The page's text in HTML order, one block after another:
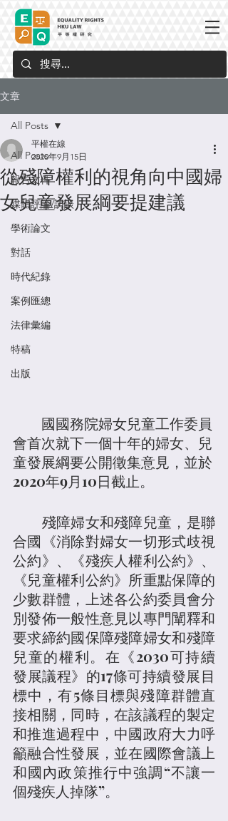
文章
All Posts
報告文件
媒體評論/訪談
學術論文
對話
時代紀錄
案例匯總
法律彙編
特稿
出版
All Posts
從殘障權利的視角向中國婦
女兒童發展綱要提建議
平權在線
2020年9月15日
會首次就下一個十年的婦女、兒
童發展綱要公開徵集意見，並於
2020年9月10日截止。
合國《消除對婦女一切形式歧視
公約》、《殘疾人權利公約》、
《兒童權利公約》所重點保障的
少數群體，上述各公約委員會分
別發佈一般性意見以專門闡釋和
要求締約國保障殘障婦女和殘障
兒童的權利。在《2030可持續
發展議程》的17條可持續發展目
標中，有5條目標與殘障群體直
接相關，同時，在該議程的製定
和推進過程中，中國政府大力呼
籲融合性發展，並在國際會議上
和國內政策推行中強調“不讓一
個殘疾人掉隊”。